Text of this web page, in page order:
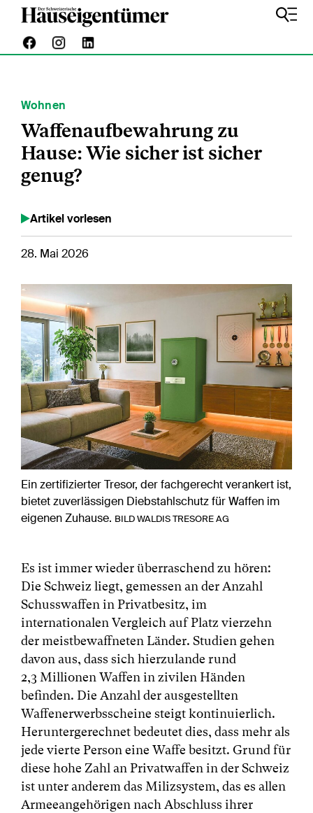
Wohnen
Waffenaufbewahrung zu
Hause: Wie sicher ist sicher
genug?
Artikel vorlesen
28. Mai 2026
Ein zertifizierter Tresor, der fachgerecht verankert ist,
bietet zuverlässigen Diebstahlschutz für Waffen im
eigenen Zuhause. BILD WALDIS TRESORE AG
Es ist immer wieder überraschend zu hören:
Die Schweiz liegt, gemessen an der Anzahl
Schusswaffen in Privatbesitz, im
internationalen Vergleich auf Platz vierzehn
der meistbewaffneten Länder. Studien gehen
davon aus, dass sich hierzulande rund
2,3 Millionen Waffen in zivilen Händen
befinden. Die Anzahl der ausgestellten
Waffenerwerbsscheine steigt kontinuierlich.
Heruntergerechnet bedeutet dies, dass mehr als
jede vierte Person eine Waffe besitzt. Grund für
diese hohe Zahl an Privatwaffen in der Schweiz
ist unter anderem das Milizsystem, das es allen
Armeeangehörigen nach Abschluss ihrer